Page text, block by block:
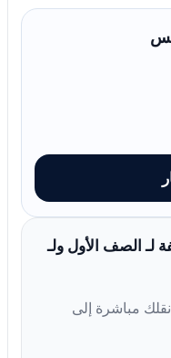
لـ الصف الأول ولـ
مباشرة إلى